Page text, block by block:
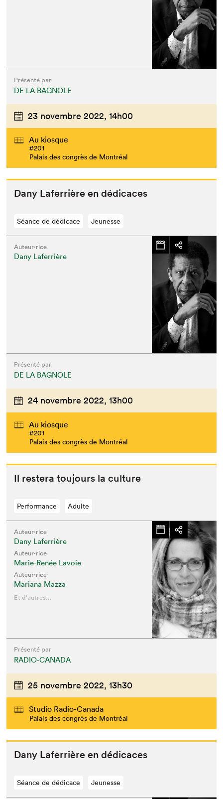
Présenté par
DE LA BAGNOLE
23 novembre 2022, 14h00
Au kiosque
#201
Palais des congrès de Montréal
Dany Lafer­rière en dédicaces
Séance de dédicace Jeunesse
Auteur·rice
Dany Laferrière
Présenté par
DE LA BAGNOLE
24 novembre 2022, 13h00
Au kiosque
#201
Palais des congrès de Montréal
Il restera tou­jours la culture
Performance Adulte
Auteur·rice
Dany Laferrière
Auteur·rice
Marie-Renée Lavoie
Auteur·rice
Mariana Mazza
Et d'autres...
Présenté par
RADIO-CANADA
25 novembre 2022, 13h30
Studio Radio-Canada
Palais des congrès de Montréal
Dany Lafer­rière en dédicaces
Séance de dédicace Jeunesse